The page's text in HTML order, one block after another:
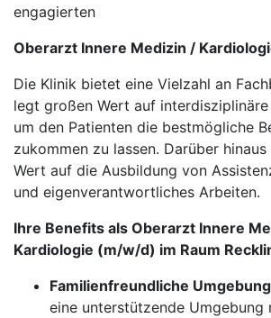
engagierten
Oberarzt Innere Medizin /
Die Klinik bietet eine Vielzahl an
legt großen Wert auf interdisziplinäre
um den Patienten die bestmögliche
zukommen zu lassen. Darüber
Wert auf die Ausbildung von
und eigenverantwortliches Arbeiten.
Ihre Benefits als Oberarzt Innere
Kardiologie (m/w/d) im Raum
Familienfreundliche
eine unterstützende Umgebung